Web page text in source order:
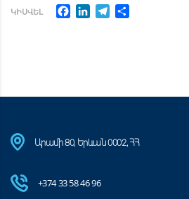
ԿԻՍՎԵԼ Facebook
LinkedInTelegram
Արամի 80, Երևան 0002, ՀՀ
+374 33 58 46 96